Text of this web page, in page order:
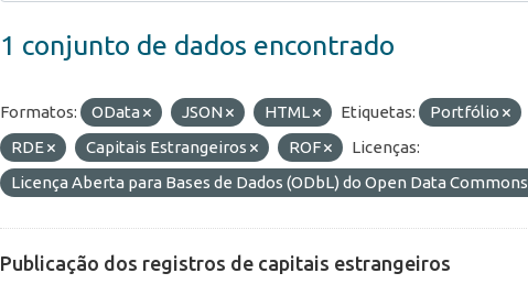
1 conjunto de dados encontrado
Formatos: OData JSON HTML Etiquetas:
Portfólio
RDE
Capitais Estrangeiros ROF
Licenças:
Licença Aberta para Bases de Dados (ODbL) do Open Data Commons
Publicação dos registros de capitais estrangeiros